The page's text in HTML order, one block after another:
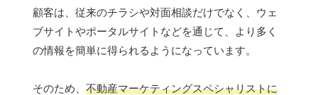
顧客は、従来のチラシや対面相談だけでなく、ウェ
ブサイトやポータルサイトなどを通じて、より多く
の情報を簡単に得られるようになっています。
そのため、 不動産マーケティングスペシャリストに